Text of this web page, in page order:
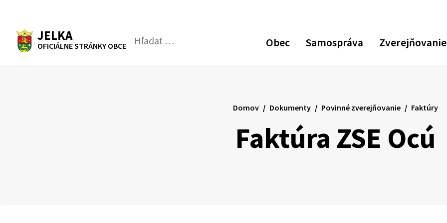
obsah
písma
JELKA
OFICIÁLNE STRÁNKY OBCE Obec Samospráva Zverejňovanie
Hľadať:
Faktúra ZSE Ocú
Domov Dokumenty Povinné zverejňovanie Faktúry